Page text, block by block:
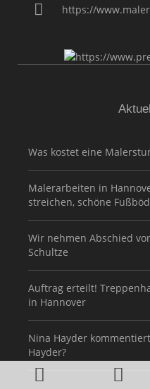
https://
Was kostet eine
Malerarbeiten in
streichen, schöne
Wir nehmen Abschied
Schultze
Auftrag erteilt!
in Hannover
Nina Hayder
Hayder?